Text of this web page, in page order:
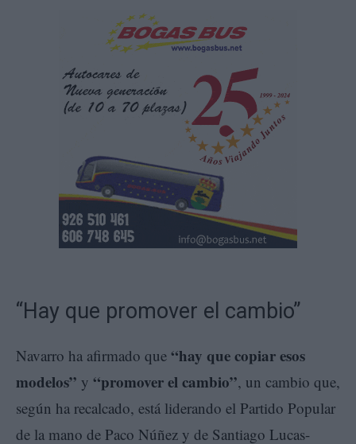
“Hay que promover el cambio”
Navarro ha afirmado que “hay que copiar esos
modelos” y “promover el cambio”, un cambio que,
según ha recalcado, está liderando el Partido Popular
de la mano de Paco Núñez y de Santiago Lucas-